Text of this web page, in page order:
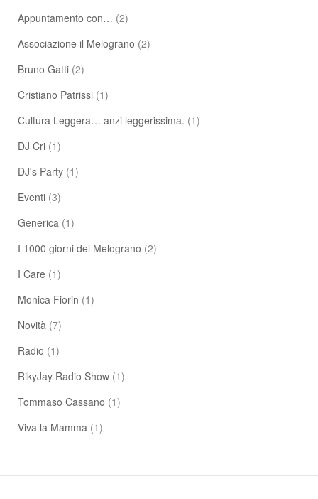
Appuntamento con… (2)
Associazione il Melograno (2)
Bruno Gatti (2)
Cristiano Patrissi (1)
Cultura Leggera… anzi leggerissima. (1)
DJ Cri (1)
DJ's Party (1)
Eventi (3)
Generica (1)
I 1000 giorni del Melograno (2)
I Care (1)
Monica Fiorin (1)
Novità (7)
Radio (1)
RikyJay Radio Show (1)
Tommaso Cassano (1)
Viva la Mamma (1)